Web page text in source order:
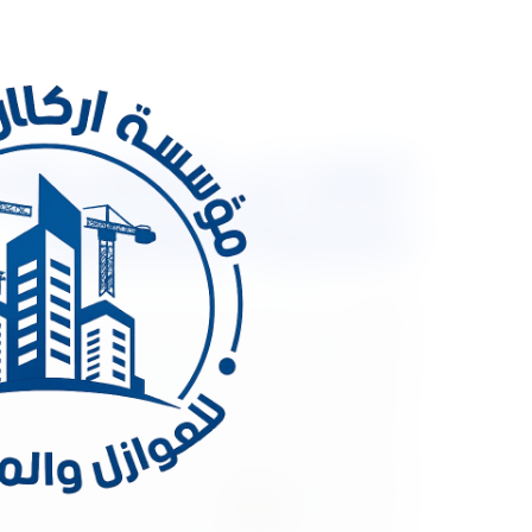
العزل في الرياض
التسربات والرطوبة
العزل في الرياض وأحياء الرياض: الحل الأمثل
وكثرة هطول الأمطار في مواسم معينة، أصبح
الكهرباء. منع تسرب المياه والرطوبة. زيادة العمر
الملقا، قرطبة، الخليج، الروضة، الشفا، السويدي
لحماية الأسطح والحمامات والخزانات من تسربات
ويحافظ على برودة المبنى صيفًا. مواد مستخدمة: